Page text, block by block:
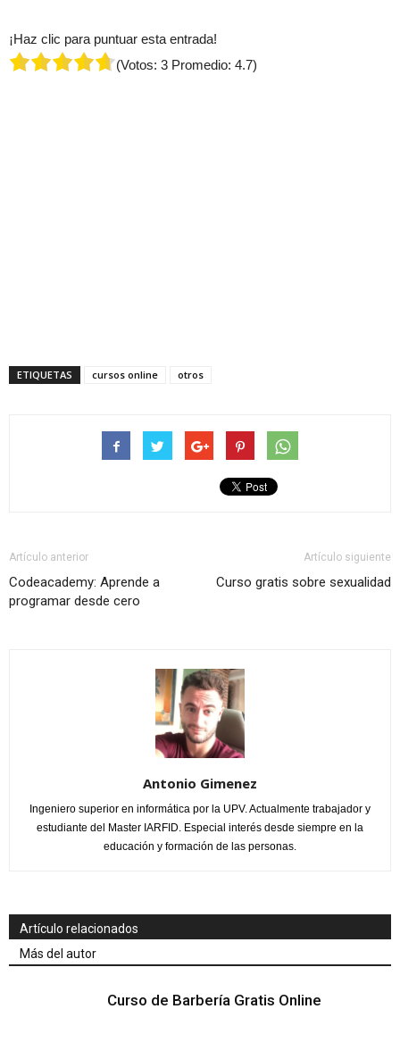
¡Haz clic para puntuar esta entrada!
(Votos: 3 Promedio: 4.7)
ETIQUETAS cursos online otros
Artículo anterior
Codeacademy: Aprende a
programar desde cero
Artículo siguiente
Curso gratis sobre sexualidad
Antonio Gimenez
Ingeniero superior en informática por la UPV. Actualmente trabajador y
estudiante del Master IARFID. Especial interés desde siempre en la
educación y formación de las personas.
Artículo relacionados
Más del autor
Curso de Barbería Gratis Online